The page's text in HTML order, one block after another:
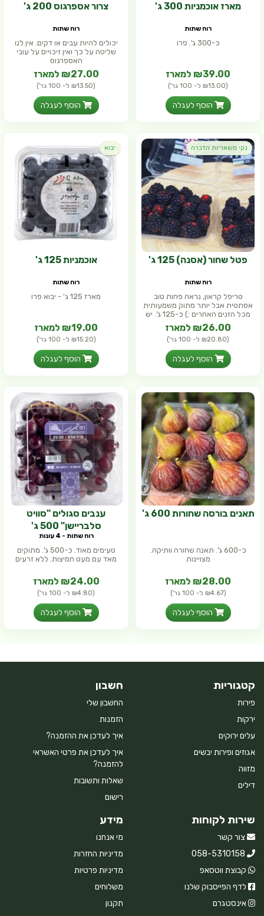
מארז אוכמניות 300 ג'
רוח שתות
כ-300 ג'. פרו
₪39.00 למארז
(₪13.00 ל- 100 גר')
הוסף לעגלה
צרור אספרגוס 200 ג'
רוח שתות
יכולים להיות עבים או דקים. אין לנו
שליטה על כך ואין זיכויים על עובי
האספרגוס
₪27.00 למארז
(₪13.50 ל- 100 גר')
הוסף לעגלה
נקי משאריות הדברה
פטל שחור (אסנה) 125 ג'
רוח שתות
טריפל קראון, נראה פחות טוב
אסתטית אבל יותר מתוק משמעותית
מכל הזנים האחרים :) כ-125 ג'. יש
לה
₪26.00 למארז
(₪20.80 ל- 100 גר')
הוסף לעגלה
יבוא
אוכמניות 125 ג'
רוח שתות
מארז 125 ג' - יבוא פרו
₪19.00 למארז
(₪15.20 ל- 100 גר')
הוסף לעגלה
תאנים בורסה שחורות 600 ג'
כ-600 ג'. תאנה שחורה וותיקה.
מצויינות
₪28.00 למארז
(₪4.67 ל- 100 גר')
הוסף לעגלה
ענבים סגולים "סוויט
סלבריישן" 500 ג'
רוח שתות - 4 עונות
טעימים מאוד. כ-500 ג'. מתוקים
מאד עם מעט חמיצות. ללא זרעים
₪24.00 למארז
(₪4.80 ל- 100 גר')
הוסף לעגלה
קטגוריות
פירות
ירקות
עלים ירוקים
אגוזים ופירות יבשים
מזווה
דילים
חשבון
החשבון שלי
הזמנות
איך לעדכן את ההזמנה?
איך לעדכן את פרטי האשראי
להזמנה?
שאלות ותשובות
רישום
שירות לקוחות
צור קשר
058-5310158
קבוצת ווטסאפ
לדף הפייסבוק שלנו
אינסטגרם
מידע
מי אנחנו
מדיניות החזרות
מדיניות פרטיות
משלוחים
תקנון